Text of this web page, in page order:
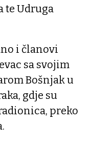
te Udruga
i članovi
sa svojim
Bošnjak u
gdje su
preko